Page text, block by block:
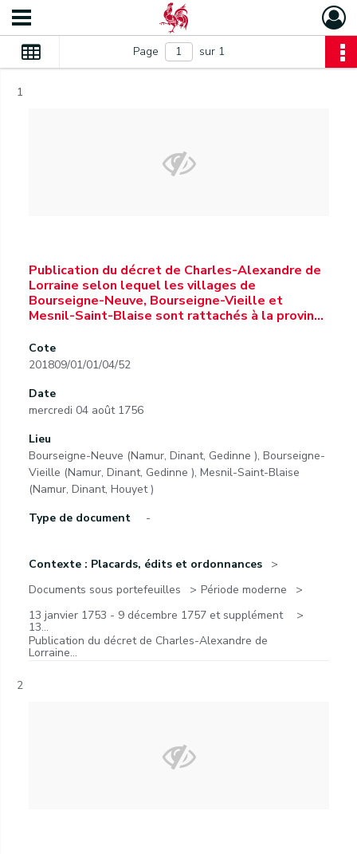
Page sur 1
1
Publication du décret de Charles-Alexandre de
Lorraine selon lequel les villages de
Bourseigne-Neuve, Bourseigne-Vieille et
Mesnil-Saint-Blaise sont rattachés à la provin…
Cote
201809/01/01/04/52
Date
mercredi 04 août 1756
Lieu
Bourseigne-Neuve (Namur, Dinant, Gedinne ), Bourseigne-
Vieille (Namur, Dinant, Gedinne ), Mesnil-Saint-Blaise
(Namur, Dinant, Houyet )
Type de document
-
Contexte : Placards, édits et ordonnances
Documents sous portefeuilles
Période moderne
13 janvier 1753 - 9 décembre 1757 et supplément
13...
Publication du décret de Charles-Alexandre de
Lorraine...
2